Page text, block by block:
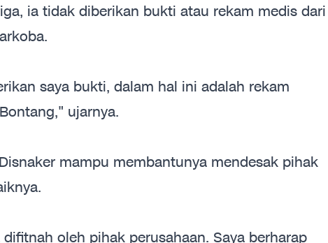
ia tidak diberikan bukti atau rekam medis dari
saya bukti, dalam hal ini adalah rekam
ujarnya.
mampu membantunya mendesak pihak
oleh pihak perusahaan. Saya berharap